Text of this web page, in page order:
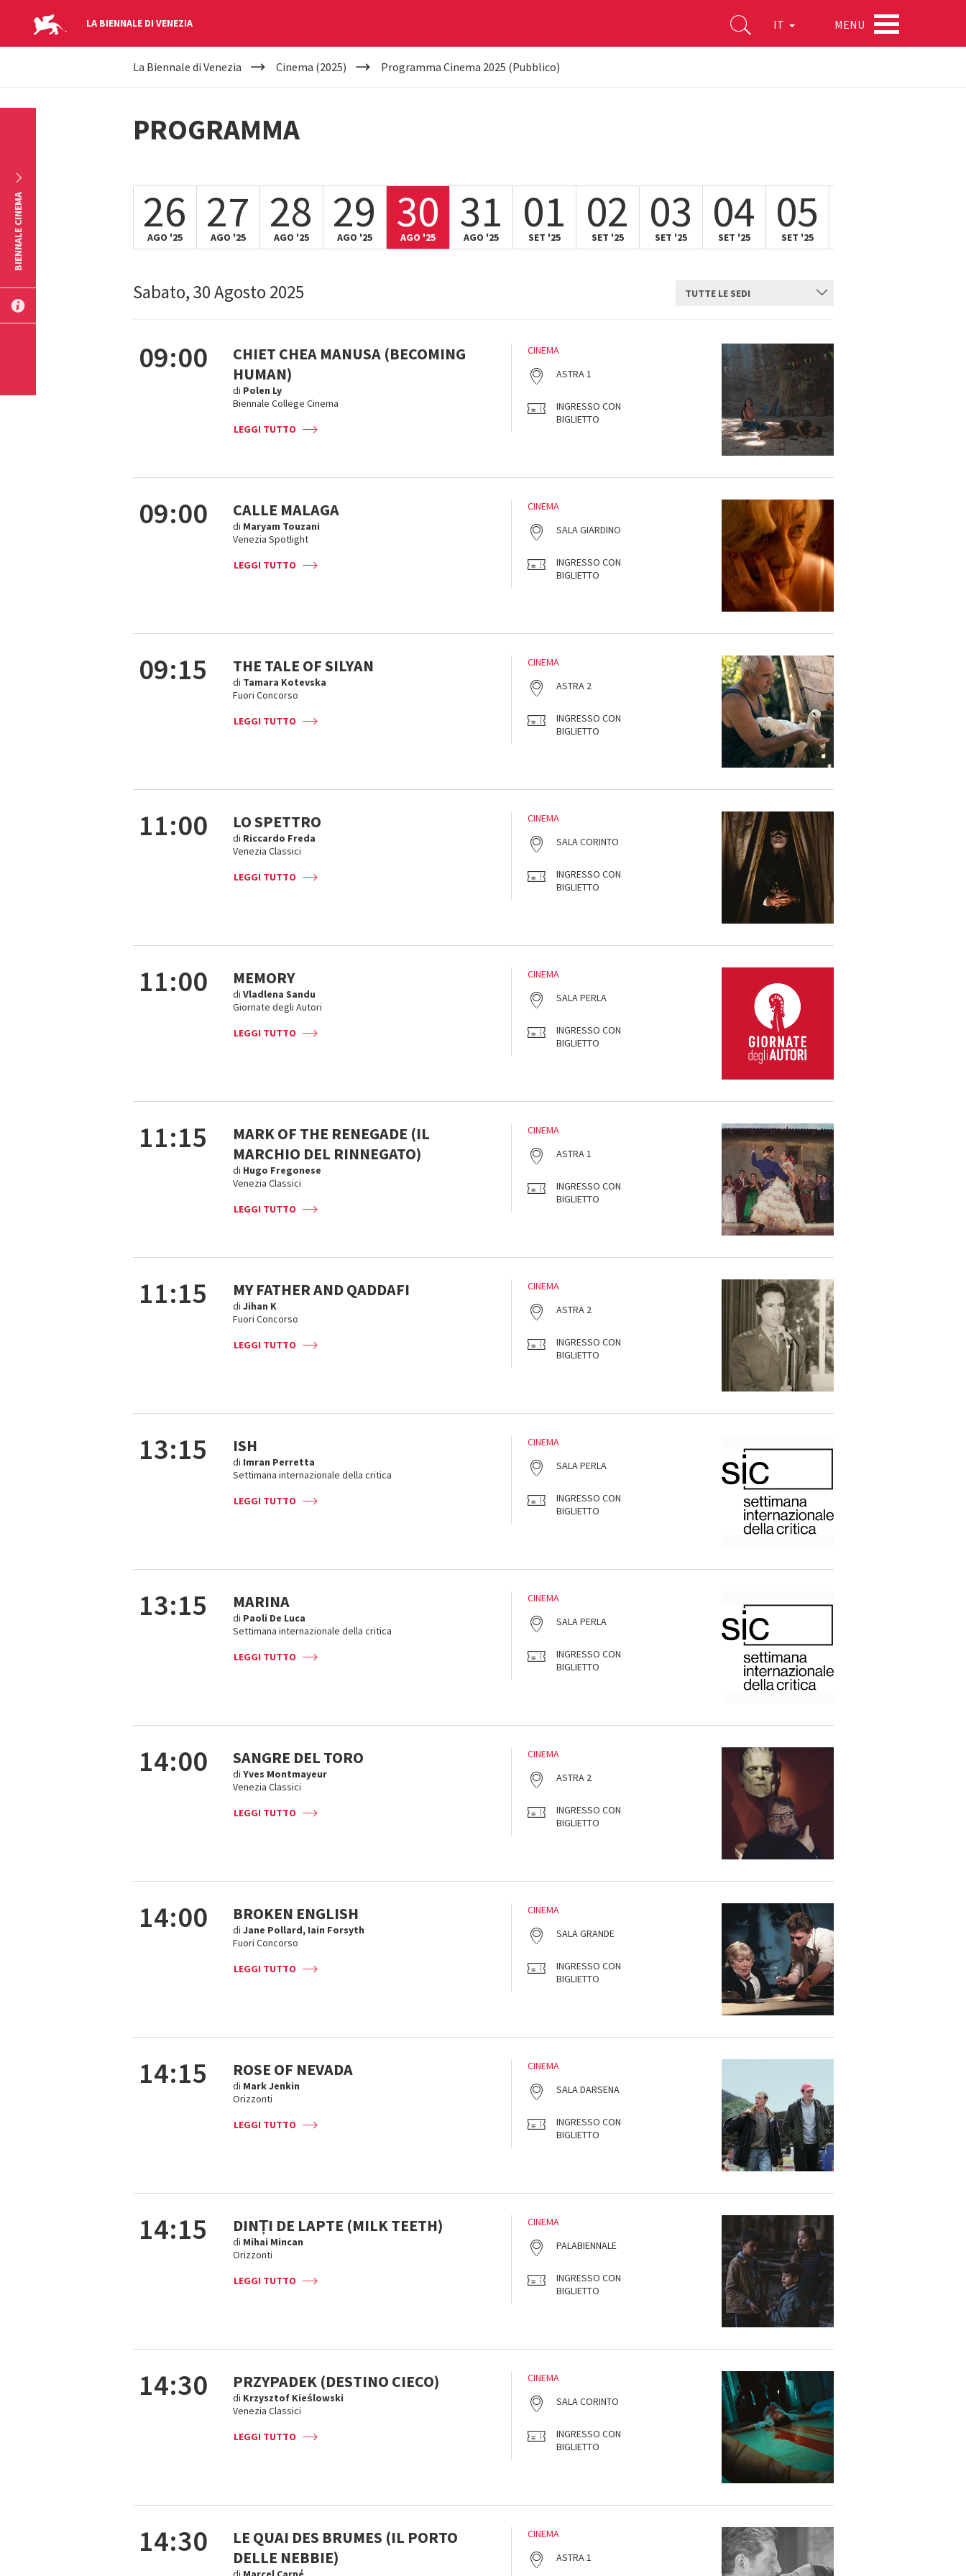
LA BIENNALE DI VENEZIA IT MENU
YOUR
HERE
La Biennale di Venezia Cinema (2025) Programma Cinema 2025 (Pubblico)
PROGRAMMA
26
AGO '25 27
AGO '25 28
AGO '25 29
AGO '25 30
AGO '25 31
AGO '25 01
SET '25 02
SET '25 03
SET '25 04
SET '25 05
SET '25
Sabato, 30 Agosto 2025
TUTTE LE SEDI
INVIA
09:00
CHIET CHEA MANUSA (BECOMING
HUMAN)
di Polen Ly
Biennale College Cinema
LEGGI TUTTO
CINEMA
ASTRA 1
INGRESSO CON
BIGLIETTO
09:00 CALLE MALAGA
di Maryam Touzani
Venezia Spotlight
LEGGI TUTTO
CINEMA
SALA GIARDINO
INGRESSO CON
BIGLIETTO
09:15 THE TALE OF SILYAN
di Tamara Kotevska
Fuori Concorso
LEGGI TUTTO
CINEMA
ASTRA 2
INGRESSO CON
BIGLIETTO
11:00 LO SPETTRO
di Riccardo Freda
Venezia Classici
LEGGI TUTTO
CINEMA
SALA CORINTO
INGRESSO CON
BIGLIETTO
11:00 MEMORY
di Vladlena Sandu
Giornate degli Autori
LEGGI TUTTO
CINEMA
SALA PERLA
INGRESSO CON
BIGLIETTO
11:15
MARK OF THE RENEGADE (IL
MARCHIO DEL RINNEGATO)
di Hugo Fregonese
Venezia Classici
LEGGI TUTTO
CINEMA
ASTRA 1
INGRESSO CON
BIGLIETTO
11:15 MY FATHER AND QADDAFI
di Jihan K
Fuori Concorso
LEGGI TUTTO
CINEMA
ASTRA 2
INGRESSO CON
BIGLIETTO
13:15 ISH
di Imran Perretta
Settimana internazionale della critica
LEGGI TUTTO
CINEMA
SALA PERLA
INGRESSO CON
BIGLIETTO
13:15 MARINA
di Paoli De Luca
Settimana internazionale della critica
LEGGI TUTTO
CINEMA
SALA PERLA
INGRESSO CON
BIGLIETTO
14:00 SANGRE DEL TORO
di Yves Montmayeur
Venezia Classici
LEGGI TUTTO
CINEMA
ASTRA 2
INGRESSO CON
BIGLIETTO
14:00 BROKEN ENGLISH
di Jane Pollard, Iain Forsyth
Fuori Concorso
LEGGI TUTTO
CINEMA
SALA GRANDE
INGRESSO CON
BIGLIETTO
14:15 ROSE OF NEVADA
di Mark Jenkin
Orizzonti
LEGGI TUTTO
CINEMA
SALA DARSENA
INGRESSO CON
BIGLIETTO
14:15 DINȚI DE LAPTE (MILK TEETH)
di Mihai Mincan
Orizzonti
LEGGI TUTTO
CINEMA
PALABIENNALE
INGRESSO CON
BIGLIETTO
14:30 PRZYPADEK (DESTINO CIECO)
di Krzysztof Kieślowski
Venezia Classici
LEGGI TUTTO
CINEMA
SALA CORINTO
INGRESSO CON
BIGLIETTO
14:30
LE QUAI DES BRUMES (IL PORTO
DELLE NEBBIE)
CINEMA
ASTRA 1
BIENNALE CINEMA